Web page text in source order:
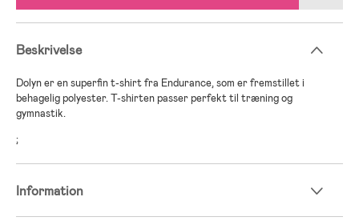
Beskrivelse
Dolyn er en superfin t-shirt fra Endurance, som er fremstillet i
behagelig polyester. T-shirten passer perfekt til træning og
gymnastik.
;
Information